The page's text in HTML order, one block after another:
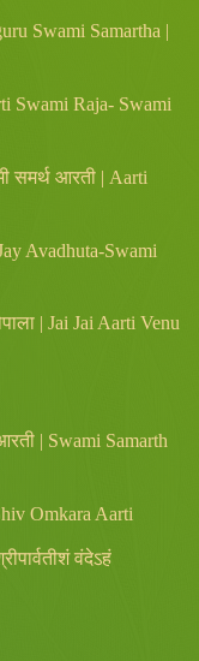
Swami Samartha |
Swami Raja- Swami
समर्थ आरती | Aarti
Avadhuta-Swami
| Jai Jai Aarti Venu
| Swami Samarth
Omkara Aarti
वंदेऽहं